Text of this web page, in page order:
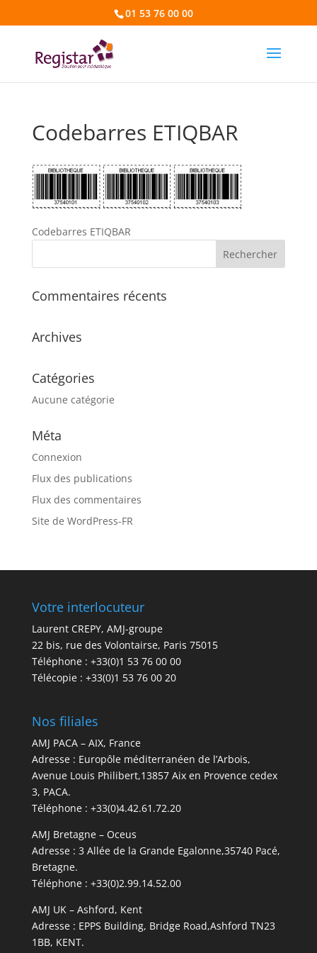
01 53 76 00 00
Codebarres ETIQBAR
Codebarres ETIQBAR
Commentaires récents
Archives
Catégories
Aucune catégorie
Méta
Connexion
Flux des publications
Flux des commentaires
Site de WordPress-FR
Votre interlocuteur
Laurent CREPY, AMJ-groupe
22 bis, rue des Volontairse, Paris 75015
Téléphone : +33(0)1 53 76 00 00
Télécopie : +33(0)1 53 76 00 20
Nos filiales
AMJ PACA – AIX, France
Adresse : Europôle méditerranéen de l’Arbois,
Avenue Louis Philibert,13857 Aix en Provence cedex
3, PACA.
Téléphone : +33(0)4.42.61.72.20
AMJ Bretagne – Oceus
Adresse : 3 Allée de la Grande Egalonne,35740 Pacé,
Bretagne.
Téléphone : +33(0)2.99.14.52.00
AMJ UK – Ashford, Kent
Adresse : EPPS Building, Bridge Road,Ashford TN23
1BB, KENT.